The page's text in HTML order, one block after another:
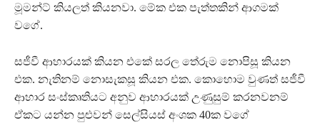
මූමන්ට් කියලත් කියනවා. මේක එක පැත්තකින් ආගමක්
වගේ.
සජීවී ආහාරයක් කියන එකේ සරල තේරුම නොපිසූ කියන
එක. නැතිනම් නොසැකසූ කියන එක. කොහොම වුණත් සජීවී
ආහාර සංස්කෘතියට අනුව ආහාරයක් උණුසුම් කරනවනම්
ඒකට යන්න පුළුවන් සෙල්සියස් අංශක 40ක වගේ